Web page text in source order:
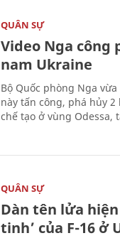
QUÂN SỰ
Video Nga công
nam Ukraine
Bộ Quốc phòng Nga
này tấn công, phá hủy
chế tạo ở vùng Odessa,
QUÂN SỰ
Dàn tên lửa
tinh’ của F-16 ở